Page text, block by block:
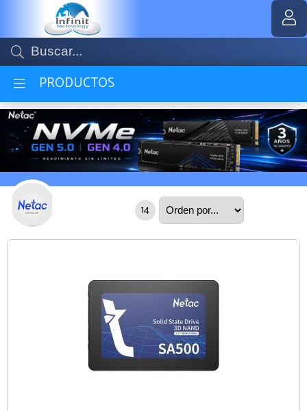
PRODUCTOS
14